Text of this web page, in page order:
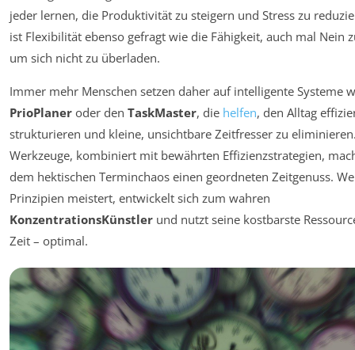
jeder lernen, die Produktivität zu steigern und Stress zu
ist Flexibilität ebenso gefragt wie die Fähigkeit, auch mal Nein
um sich nicht zu überladen.
Immer mehr Menschen setzen daher auf intelligente Systeme
PrioPlaner oder den TaskMaster, die helfen, den Alltag
strukturieren und kleine, unsichtbare Zeitfresser zu
Werkzeuge, kombiniert mit bewährten Effizienzstrategien,
dem hektischen Terminchaos einen geordneten Zeitgenuss.
Prinzipien meistert, entwickelt sich zum wahren
KonzentrationsKünstler und nutzt seine kostbarste
Zeit – optimal.